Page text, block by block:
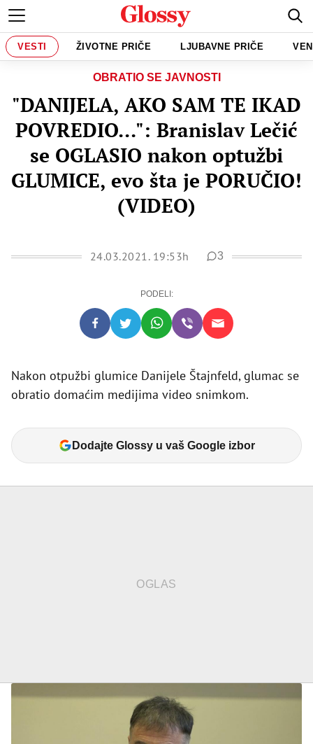
VESTI ŽIVOTNE PRIČE LJUBAVNE PRIČE
OBRATIO SE JAVNOSTI
"DANIJELA, AKO SAM TE IKAD
POVREDIO...": Branislav Lečić
se OGLASIO nakon optužbi
GLUMICE, evo šta je PORUČIO!
(VIDEO)
24.03.2021. 19:53h 3
PODELI:
Nakon otpužbi glumice Danijele Štajnfeld, glumac se
obratio domaćim medijima video snimkom.
Dodajte Glossy u vaš Google izbor